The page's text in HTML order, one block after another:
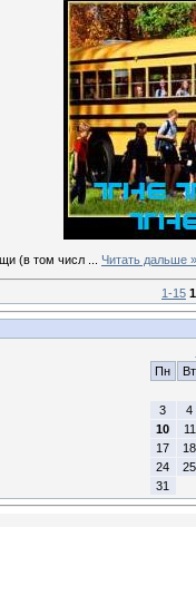
(в том числ ... Читать дальше »
1-15
Пн
Вт
3
4
10
11
17
18
24
25
31